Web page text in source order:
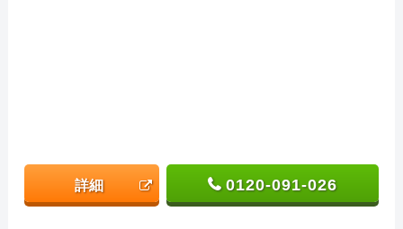
詳細 0120-091-026